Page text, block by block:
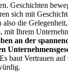
Geschichten
sich mit
also die
mit Ihrem
an der
baut Vertrauen